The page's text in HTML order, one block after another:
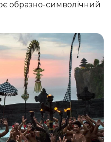
образно-символічний